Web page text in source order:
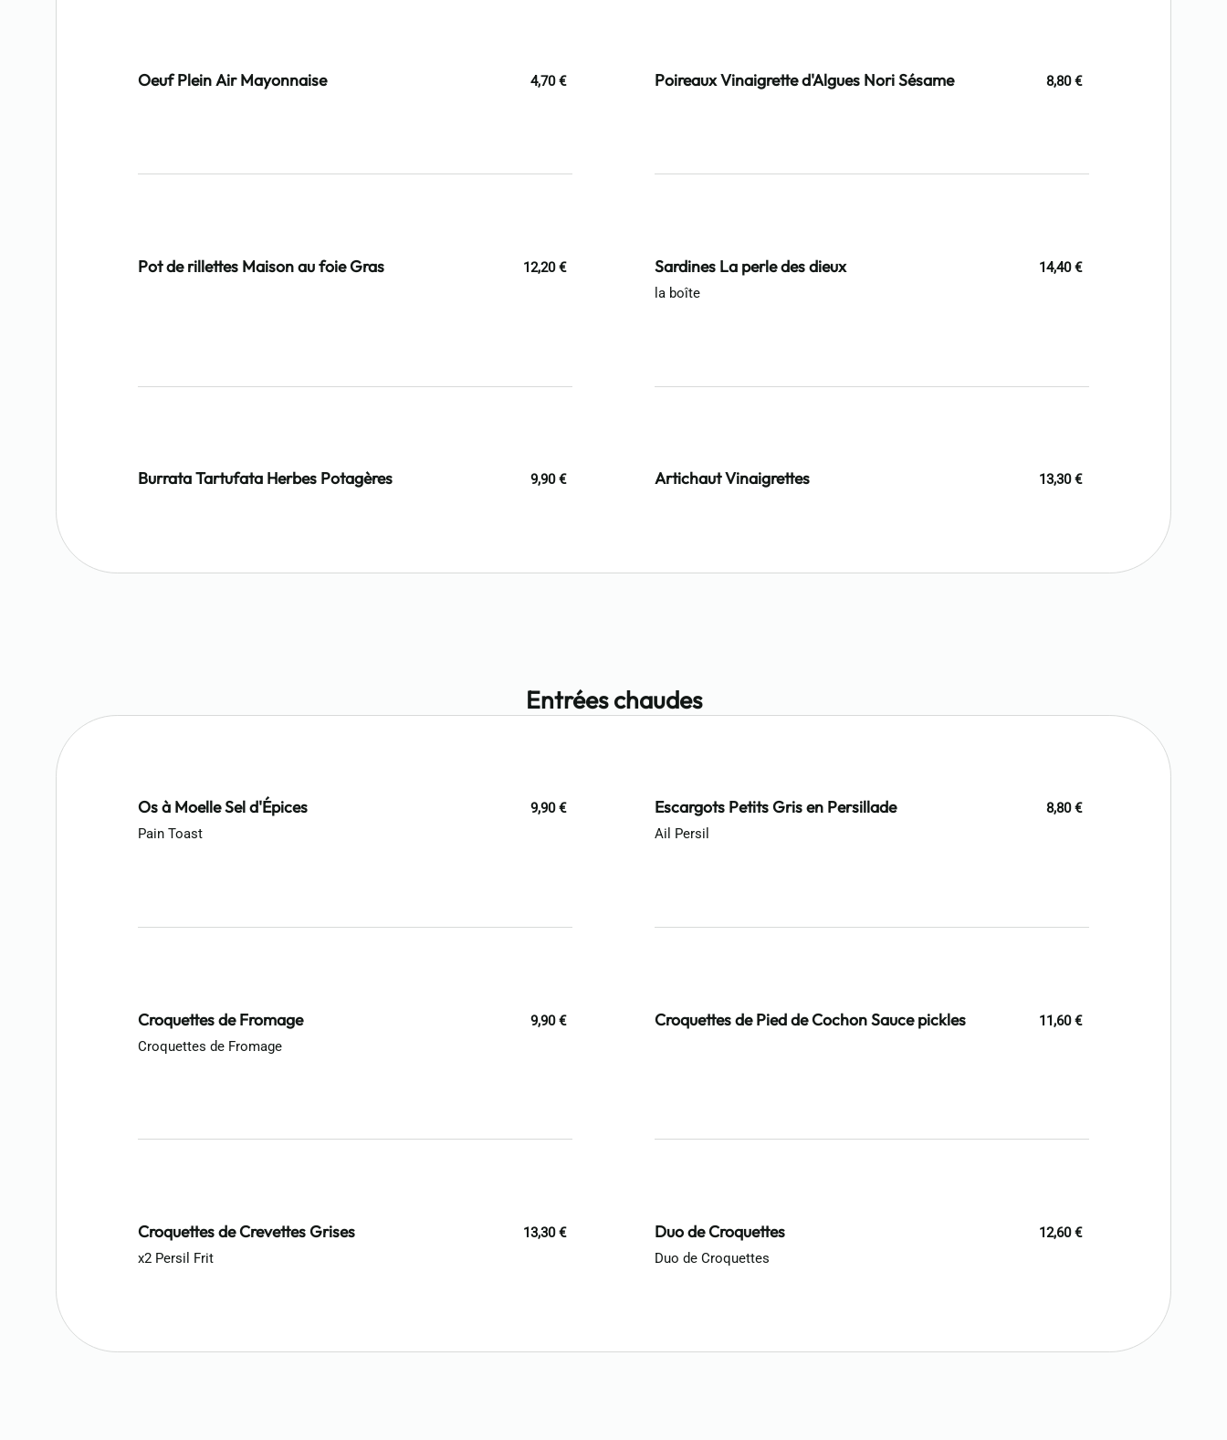
Oeuf Plein Air Mayonnaise 4,70 € Poireaux Vinaigrette d'Algues Nori Sésame 8,80 €
Pot de rillettes Maison au foie Gras 12,20 € Sardines La perle des dieux
la boîte
14,40 €
Burrata Tartufata Herbes Potagères 9,90 € Artichaut Vinaigrettes 13,30 €
Entrées chaudes
Os à Moelle Sel d'Épices
Pain Toast
9,90 € Escargots Petits Gris en Persillade
Ail Persil
8,80 €
Croquettes de Fromage
Croquettes de Fromage
9,90 € Croquettes de Pied de Cochon Sauce pickles 11,60 €
Croquettes de Crevettes Grises
x2 Persil Frit
13,30 € Duo de Croquettes
Duo de Croquettes
12,60 €